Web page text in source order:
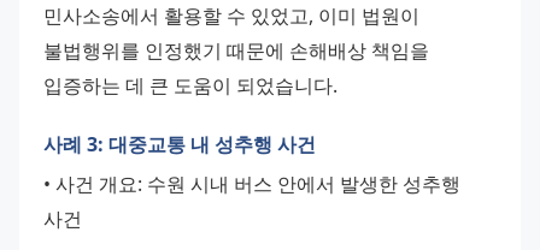
민사소송에서 활용할 수 있었고, 이미 법원이
불법행위를 인정했기 때문에 손해배상 책임을
입증하는 데 큰 도움이 되었습니다.
사례 3: 대중교통 내 성추행 사건
• 사건 개요: 수원 시내 버스 안에서 발생한 성추행
사건